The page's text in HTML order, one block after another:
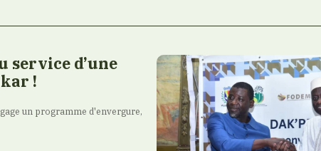
service d’une
!
un programme d'envergure,